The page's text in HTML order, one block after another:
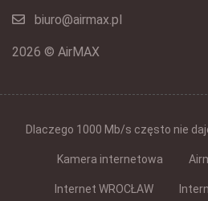
biuro@airmax.pl
2026 © AirMAX
Dlaczego 1000 Mb/s często nie
Kamera internetowa
Internet WROCŁAW